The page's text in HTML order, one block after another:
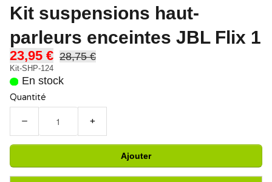
Kit suspensions haut-
parleurs enceintes JBL Flix 1
23,95 € 28,75 €
Kit-SHP-124
En stock
Quantité
− +
Ajouter